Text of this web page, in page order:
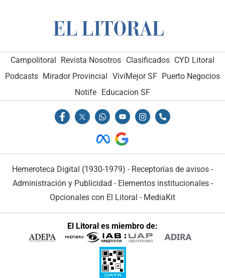
Campolitoral Revista Nosotros Clasificados CYD Litoral
Podcasts Mirador Provincial VivíMejor SF Puerto Negocios
Notife Educacion SF
Hemeroteca Digital (1930-1979) - Receptorías de avisos -
Administración y Publicidad - Elementos institucionales-
Opcionales con El Litoral - MediaKit
El Litoral es miembro de: